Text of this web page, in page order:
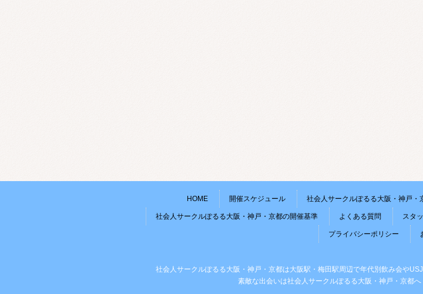
HOME 開催スケジュール 社会人サークルぽるる大阪・神戸・
社会人サークルぽるる大阪・神戸・京都の開催基準 よくある質問 スタ
プライバシーポリシー
社会人サークルぽるる大阪・神戸・京都は大阪駅・梅田駅周辺で年代別飲み会や
素敵な出会いは社会人サークルぽるる大阪・神戸・京都